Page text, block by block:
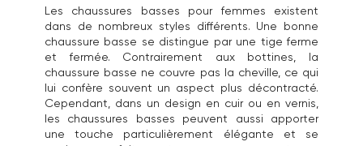
Les chaussures basses pour femmes existent
dans de nombreux styles différents. Une bonne
chaussure basse se distingue par une tige ferme
et fermée. Contrairement aux bottines, la
chaussure basse ne couvre pas la cheville, ce qui
lui confère souvent un aspect plus décontracté.
Cependant, dans un design en cuir ou en vernis,
les chaussures basses peuvent aussi apporter
une touche particulièrement élégante et se